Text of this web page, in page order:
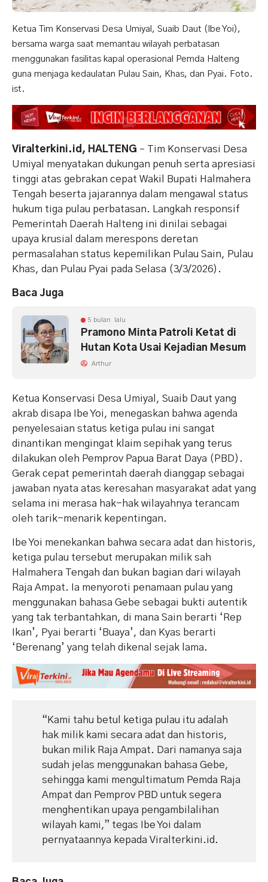
Ketua Tim Konservasi Desa Umiyal, Suaib Daut (Ibe Yoi),
bersama warga saat memantau wilayah perbatasan
menggunakan fasilitas kapal operasional Pemda Halteng
guna menjaga kedaulatan Pulau Sain, Khas, dan Pyai. Foto.
ist.
Viralterkini.id, HALTENG – Tim Konservasi Desa
Umiyal menyatakan dukungan penuh serta apresiasi
tinggi atas gebrakan cepat Wakil Bupati Halmahera
Tengah beserta jajarannya dalam mengawal status
hukum tiga pulau perbatasan. Langkah responsif
Pemerintah Daerah Halteng ini dinilai sebagai
upaya krusial dalam merespons deretan
permasalahan status kepemilikan Pulau Sain, Pulau
Khas, dan Pulau Pyai pada Selasa (3/3/2026).
Baca Juga
5 bulan lalu
Pramono Minta Patroli Ketat di
Hutan Kota Usai Kejadian Mesum
Arthur
Ketua Konservasi Desa Umiyal, Suaib Daut yang
akrab disapa Ibe Yoi, menegaskan bahwa agenda
penyelesaian status ketiga pulau ini sangat
dinantikan mengingat klaim sepihak yang terus
dilakukan oleh Pemprov Papua Barat Daya (PBD).
Gerak cepat pemerintah daerah dianggap sebagai
jawaban nyata atas keresahan masyarakat adat yang
selama ini merasa hak-hak wilayahnya terancam
oleh tarik-menarik kepentingan.
Ibe Yoi menekankan bahwa secara adat dan historis,
ketiga pulau tersebut merupakan milik sah
Halmahera Tengah dan bukan bagian dari wilayah
Raja Ampat. Ia menyoroti penamaan pulau yang
menggunakan bahasa Gebe sebagai bukti autentik
yang tak terbantahkan, di mana Sain berarti ‘Rep
Ikan’, Pyai berarti ‘Buaya’, dan Kyas berarti
‘Berenang’ yang telah dikenal sejak lama.
“Kami tahu betul ketiga pulau itu adalah
hak milik kami secara adat dan historis,
bukan milik Raja Ampat. Dari namanya saja
sudah jelas menggunakan bahasa Gebe,
sehingga kami mengultimatum Pemda Raja
Ampat dan Pemprov PBD untuk segera
menghentikan upaya pengambilalihan
wilayah kami,” tegas Ibe Yoi dalam
pernyataannya kepada Viralterkini.id.